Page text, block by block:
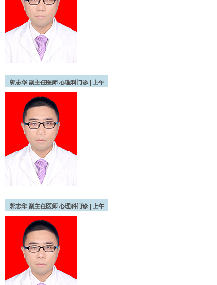
郭志华 副主任医师 心理科门诊 | 上午
郭志华 副主任医师 心理科门诊 | 上午